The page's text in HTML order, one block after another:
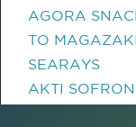
AGORA
TO
SEARAYS
AKTI